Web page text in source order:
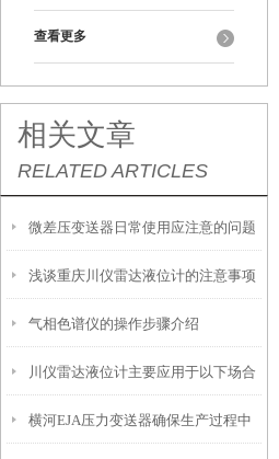
查看更多
相关文章
RELATED ARTICLES
微差压变送器日常使用应注意的问题
浅谈重庆川仪雷达液位计的注意事项
气相色谱仪的操作步骤介绍
川仪雷达液位计主要应用于以下场合
横河EJA压力变送器确保生产过程中